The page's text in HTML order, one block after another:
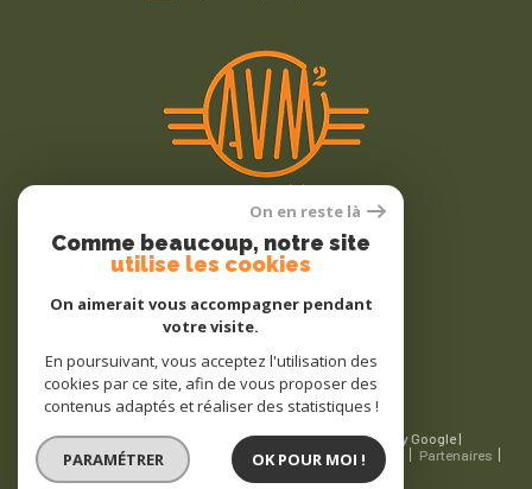
Nous
adhérons
© 2026 | Tous droits réservés | Traduction powered by Google |
Nos honoraires
Plan du site Mentions légales Admin
Partenaires
Politique RGPD
On en reste là
Comme beaucoup, notre site
utilise les cookies
On aimerait vous accompagner pendant
votre visite.
En poursuivant, vous acceptez l'utilisation des
cookies par ce site, afin de vous proposer des
contenus adaptés et réaliser des statistiques !
PARAMÉTRER OK POUR MOI !